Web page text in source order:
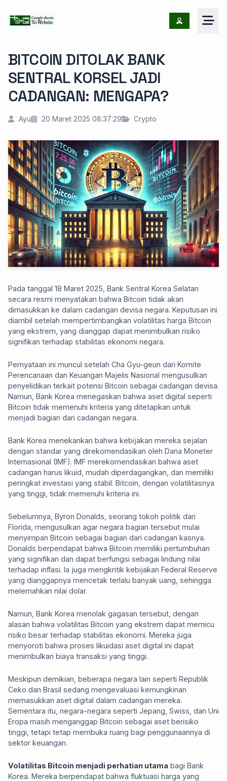
BITCOIN DITOLAK BANK
SENTRAL KORSEL JADI
CADANGAN: MENGAPA?
Ayu 20 Maret 2025 08:37:29 Crypto
Pada tanggal 18 Maret 2025, Bank Sentral Korea Selatan
secara resmi menyatakan bahwa Bitcoin tidak akan
dimasukkan ke dalam cadangan devisa negara. Keputusan ini
diambil setelah mempertimbangkan volatilitas harga Bitcoin
yang ekstrem, yang dianggap dapat menimbulkan risiko
signifikan terhadap stabilitas ekonomi negara.
Pernyataan ini muncul setelah Cha Gyu-geun dari Komite
Perencanaan dan Keuangan Majelis Nasional mengusulkan
penyelidikan terkait potensi Bitcoin sebagai cadangan devisa.
Namun, Bank Korea menegaskan bahwa aset digital seperti
Bitcoin tidak memenuhi kriteria yang ditetapkan untuk
menjadi bagian dari cadangan negara.
Bank Korea menekankan bahwa kebijakan mereka sejalan
dengan standar yang direkomendasikan oleh Dana Moneter
Internasional (IMF). IMF merekomendasikan bahwa aset
cadangan harus likuid, mudah diperdagangkan, dan memiliki
peringkat investasi yang stabil. Bitcoin, dengan volatilitasnya
yang tinggi, tidak memenuhi kriteria ini.
Sebelumnya, Byron Donalds, seorang tokoh politik dari
Florida, mengusulkan agar negara bagian tersebut mulai
menyimpan Bitcoin sebagai bagian dari cadangan kasnya.
Donalds berpendapat bahwa Bitcoin memiliki pertumbuhan
yang signifikan dan dapat berfungsi sebagai lindung nilai
terhadap inflasi. Ia juga mengkritik kebijakan Federal Reserve
yang dianggapnya mencetak terlalu banyak uang, sehingga
melemahkan nilai dolar.
Namun, Bank Korea menolak gagasan tersebut, dengan
alasan bahwa volatilitas Bitcoin yang ekstrem dapat memicu
risiko besar terhadap stabilitas ekonomi. Mereka juga
menyoroti bahwa proses likuidasi aset digital ini dapat
menimbulkan biaya transaksi yang tinggi.
Meskipun demikian, beberapa negara lain seperti Republik
Ceko dan Brasil sedang mengevaluasi kemungkinan
memasukkan aset digital dalam cadangan mereka.
Sementara itu, negara-negara seperti Jepang, Swiss, dan Uni
Eropa masih menganggap Bitcoin sebagai aset berisiko
tinggi, tetapi tetap membuka ruang bagi penggunaannya di
sektor keuangan.
Volatilitas Bitcoin menjadi perhatian utama bagi Bank
Korea. Mereka berpendapat bahwa fluktuasi harga yang